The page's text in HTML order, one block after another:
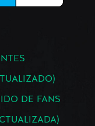
DE FANS